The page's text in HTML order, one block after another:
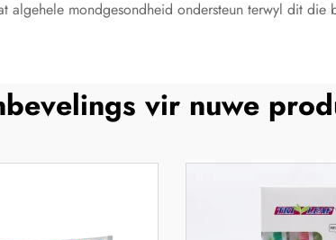
algehele mondgesondheid ondersteun terwyl dit die
vir nuwe